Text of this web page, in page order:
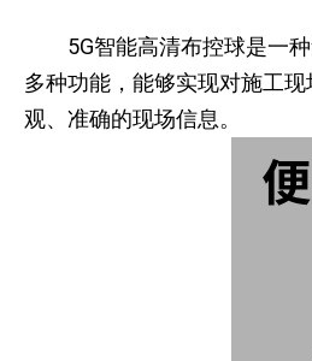
5G智能高清布控球是一
多种功能，能够实现对施工
观、准确的现场信息。